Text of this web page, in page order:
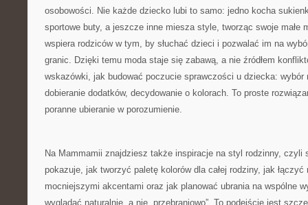
osobowości. Nie każde dziecko lubi to samo: jedno kocha
sportowe buty, a jeszcze inne miesza style, tworząc swoje małe
wspiera rodziców w tym, by słuchać dzieci i pozwalać im na
granic. Dzięki temu moda staje się zabawą, a nie źródłem
wskazówki, jak budować poczucie sprawczości u dziecka: wybór
dobieranie dodatków, decydowanie o kolorach. To proste
poranne ubieranie w porozumienie.
Na Mammamii znajdziesz także inspiracje na styl rodzinny, czyli
pokazuje, jak tworzyć paletę kolorów dla całej rodziny, jak łączyć
mocniejszymi akcentami oraz jak planować ubrania na wspólne
wyglądać naturalnie, a nie „przebraniowo”. To podejście jest